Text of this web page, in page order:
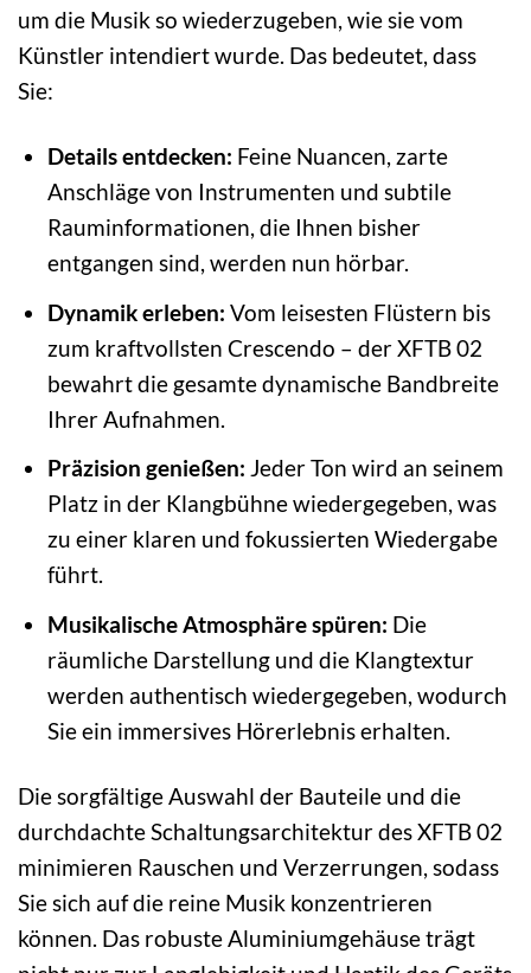
um die Musik so wiederzugeben, wie sie vom
Künstler intendiert wurde. Das bedeutet, dass
Sie:
Details entdecken: Feine Nuancen, zarte
Anschläge von Instrumenten und subtile
Rauminformationen, die Ihnen bisher
entgangen sind, werden nun hörbar.
Dynamik erleben: Vom leisesten Flüstern bis
zum kraftvollsten Crescendo – der XFTB 02
bewahrt die gesamte dynamische Bandbreite
Ihrer Aufnahmen.
Präzision genießen: Jeder Ton wird an seinem
Platz in der Klangbühne wiedergegeben, was
zu einer klaren und fokussierten Wiedergabe
führt.
Musikalische Atmosphäre spüren: Die
räumliche Darstellung und die Klangtextur
werden authentisch wiedergegeben, wodurch
Sie ein immersives Hörerlebnis erhalten.
Die sorgfältige Auswahl der Bauteile und die
durchdachte Schaltungsarchitektur des XFTB 02
minimieren Rauschen und Verzerrungen, sodass
Sie sich auf die reine Musik konzentrieren
können. Das robuste Aluminiumgehäuse trägt